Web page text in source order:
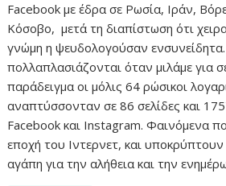
Facebook με έδρα σε Ρωσία, Ιράν,
Κόσοβο, μετά τη διαπίστωση ότι
γνώμη η ψευδολογούσαν ενσυνείδητα.
πολλαπλασιάζονται όταν μιλάμε για
παράδειγμα οι μόλις 64 ρώσικοι
αναπτύσσονταν σε 86 σελίδες και
Facebook και Instagram. Φαινόμενα
εποχή του Ιντερνετ, και
αγάπη για την αλήθεια και την